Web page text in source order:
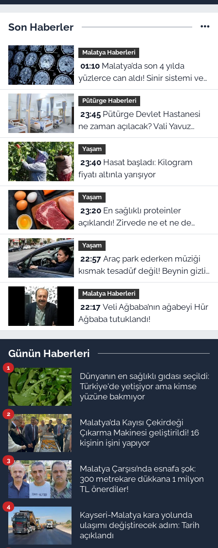
Son Haberler
Malatya Haberleri
01:10Malatya’da son 4 yılda
yüzlerce can aldı! Sinir sistemi ve
duyu organı hastalıklarında şok
veriler
Pütürge Haberleri
23:45Pütürge Devlet Hastanesi
ne zaman açılacak? Vali Yavuz
açıkladı
Yaşam
23:40Hasat başladı: Kilogram
fiyatı altınla yarışıyor
Yaşam
23:20En sağlıklı proteinler
açıklandı! Zirvede ne et ne de
yumurta var
Yaşam
22:57Araç park ederken müziği
kısmak tesadüf değil! Beynin gizli
refleksiymiş
Malatya Haberleri
22:17Veli Ağbaba’nın ağabeyi Hür
Ağbaba tutuklandı!
Günün Haberleri
Dünyanın en sağlıklı gıdası seçildi:
Türkiye'de yetişiyor ama kimse
yüzüne bakmıyor
1
Malatya’da Kayısı Çekirdeği
Çıkarma Makinesi geliştirildi! 16
kişinin işini yapıyor
2
Malatya Çarşısı’nda esnafa şok:
300 metrekare dükkana 1 milyon
TL önerdiler!
3
Kayseri-Malatya kara yolunda
ulaşımı değiştirecek adım: Tarih
açıklandı
4